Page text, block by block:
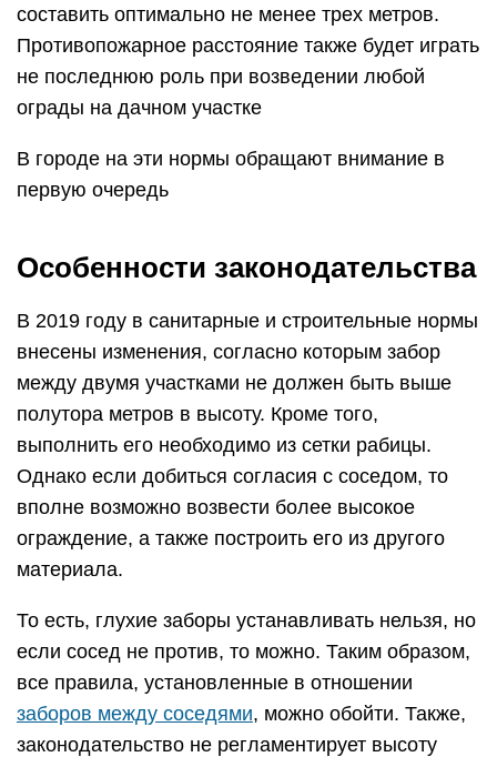
составить оптимально не менее трех метров.
Противопожарное расстояние также будет играть
не последнюю роль при возведении любой
ограды на дачном участке
В городе на эти нормы обращают внимание в
первую очередь
Особенности законодательства
В 2019 году в санитарные и строительные нормы
внесены изменения, согласно которым забор
между двумя участками не должен быть выше
полутора метров в высоту. Кроме того,
выполнить его необходимо из сетки рабицы.
Однако если добиться согласия с соседом, то
вполне возможно возвести более высокое
ограждение, а также построить его из другого
материала.
То есть, глухие заборы устанавливать нельзя, но
если сосед не против, то можно. Таким образом,
все правила, установленные в отношении
заборов между соседями, можно обойти. Также,
законодательство не регламентирует высоту